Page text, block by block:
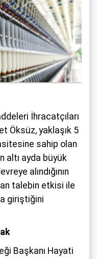
İhracatçıları
Öksüz, yaklaşık 5
sahip olan
altı ayda büyük
alındığının
talebin etkisi ile
giriştiğini
Başkanı Hayati